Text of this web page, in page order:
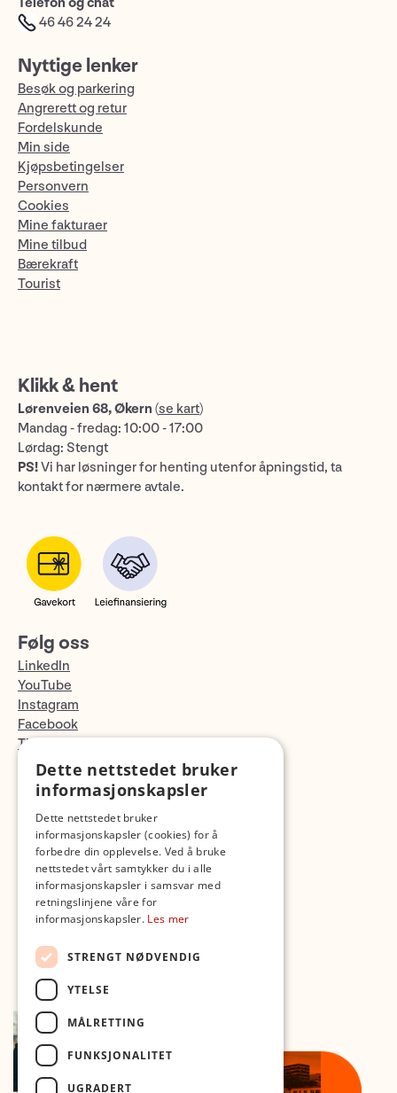
46 46 24 24
Nyttige lenker
Besøk og parkering
Angrerett og retur
Fordelskunde
Min side
Kjøpsbetingelser
Personvern
Cookies
Mine fakturaer
Mine tilbud
Bærekraft
Tourist
Klikk & hent
Lørenveien 68, Økern (se kart)
Mandag - fredag: 10:00 - 17:00
Lørdag: Stengt
PS!Vi har løsninger for henting utenfor åpningstid, ta
kontakt for nærmere avtale.
Følg oss
LinkedIn
YouTube
Instagram
Facebook
TikTok
Fotopodden
Dette nettstedet bruker
informasjonskapsler
Dette nettstedet bruker
informasjonskapsler (cookies) for å
forbedre din opplevelse. Ved å bruke
nettstedet vårt samtykker du i alle
informasjonskapsler i samsvar med
retningslinjene våre for
informasjonskapsler. Les mer
STRENGT NØDVENDIG
YTELSE
MÅLRETTING
FUNKSJONALITET
UGRADERT